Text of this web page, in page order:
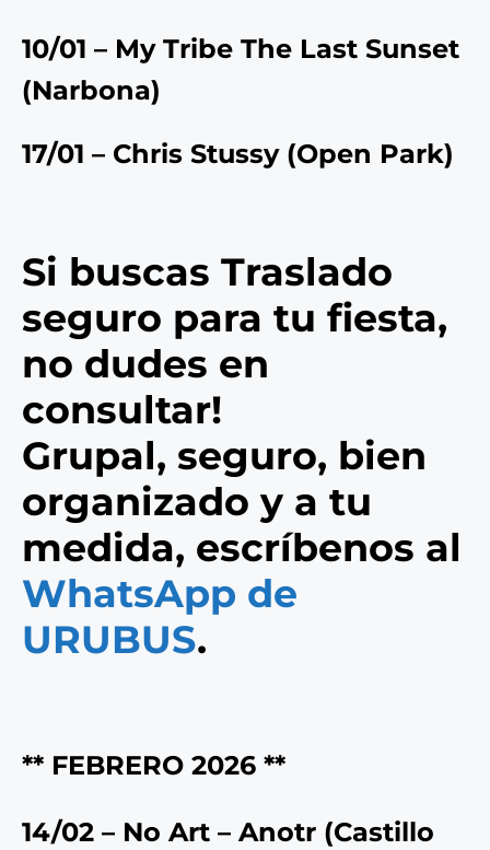
10/01 – My Tribe The Last Sunset
(Narbona)
17/01 – Chris Stussy (Open Park)
Si buscas Traslado
seguro para tu fiesta,
no dudes en
consultar!
Grupal, seguro, bien
organizado y a tu
medida, escríbenos al
WhatsApp de
URUBUS.
** FEBRERO 2026 **
14/02 – No Art – Anotr (Castillo